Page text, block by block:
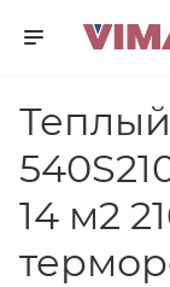
14 м2